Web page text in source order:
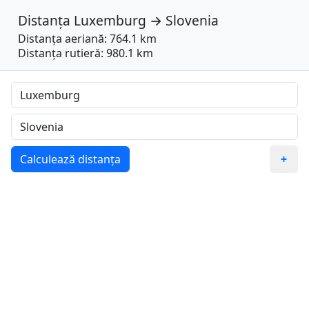
Distanța Luxemburg → Slovenia
Distanța aeriană: 764.1 km
Distanța rutieră: 980.1 km
Calculează distanța +